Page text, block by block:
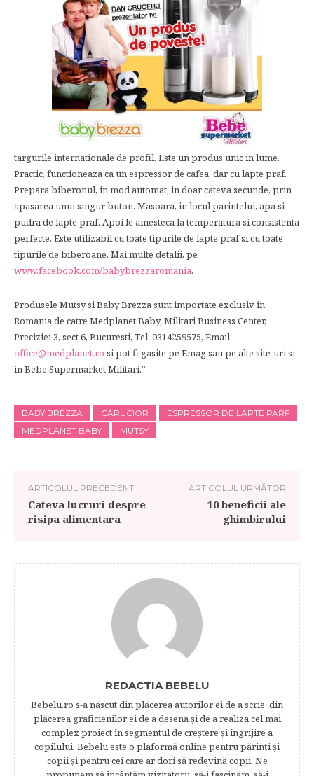
targurile internationale de profil. Este un produs unic in lume.
Practic, functioneaza ca un espressor de cafea, dar cu lapte praf.
Prepara biberonul, in mod automat, in doar cateva secunde, prin
apasarea unui singur buton. Masoara, in locul parintelui, apa si
pudra de lapte praf. Apoi le amesteca la temperatura si consistenta
perfecte. Este utilizabil cu toate tipurile de lapte praf si cu toate
tipurile de biberoane. Mai multe detalii, pe
www.facebook.com/babybrezzaromania.
Produsele Mutsy si Baby Brezza sunt importate exclusiv in
Romania de catre Medplanet Baby, Militari Business Center,
Preciziei 3, sect 6, Bucuresti, Tel: 0314259575, Email:
office@medplanet.ro si pot fi gasite pe Emag sau pe alte site-uri si
in Bebe Supermarket Militari.”
BABY BREZZA CARUCIOR
ESPRESSOR DE LAPTE PARF
MEDPLANET BABY
MUTSY
ARTICOLUL PRECEDENT
Cateva lucruri despre
risipa alimentara
ARTICOLUL URMĂTOR
10 beneficii ale
ghimbirului
REDACTIA BEBELU
Bebelu.ro s-a născut din plăcerea autorilor ei de a scrie, din
plăcerea graficienilor ei de a desena şi de a realiza cel mai
complex proiect în segmentul de creştere şi îngrijire a
copilului. Bebelu este o plaformă online pentru părinţi şi
copii şi pentru cei care ar dori să redevină copii. Ne